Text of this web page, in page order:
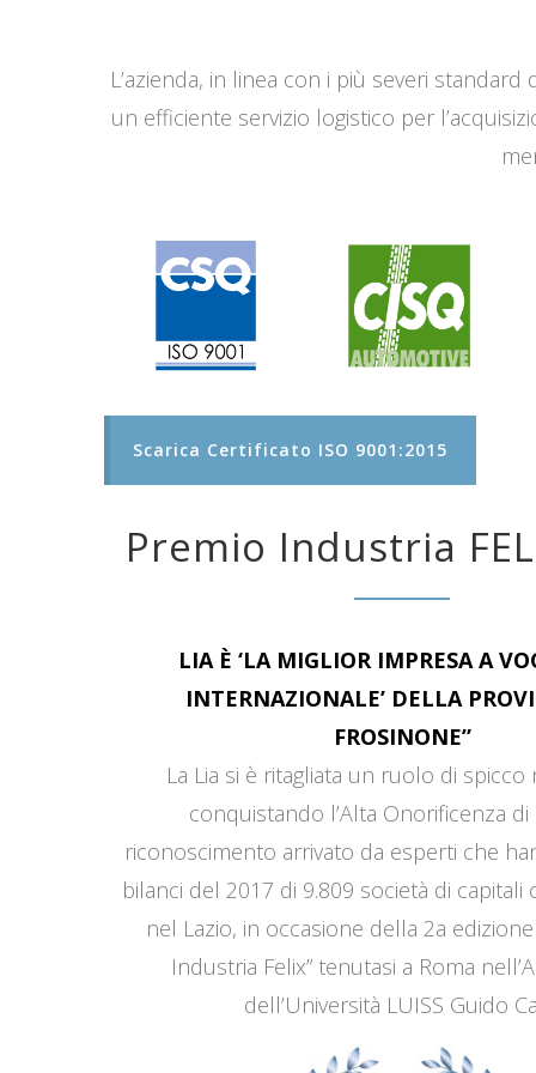
L’azienda, in linea con i più severi
un efficiente servizio logistico per
Scarica Certificato ISO 9001:2015
Premio Industria
LIA È ‘LA MIGLIOR IMPRESA A
INTERNAZIONALE’ DELLA
FROSINONE”
La Lia si è ritagliata un ruolo di
conquistando l’Alta Onorificenza di
riconoscimento arrivato da esperti che
bilanci del 2017 di 9.809 società di capitali
nel Lazio, in occasione della 2a
Industria Felix” tenutasi a Roma
dell’Università LUISS Guido